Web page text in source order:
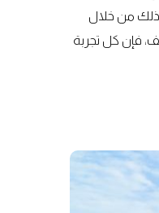
ذلك من خلال
فإن كل تجربة